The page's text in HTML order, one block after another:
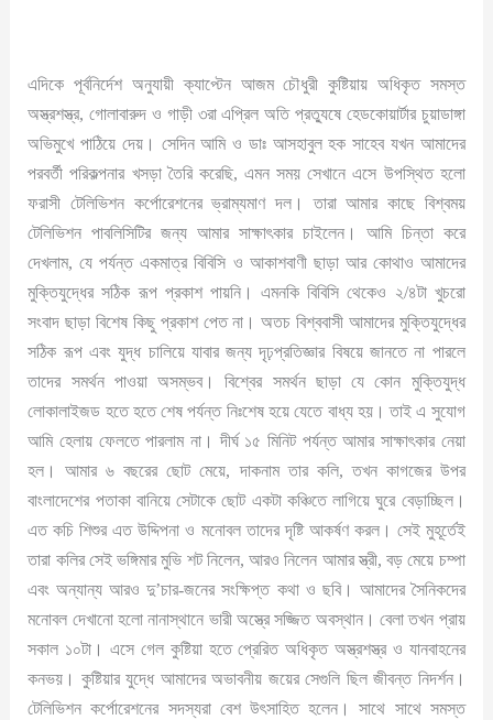
এদিকে পূর্বনির্দেশ অনুযায়ী ক্যাপ্টেন আজম চৌধুরী কুষ্টিয়ায় অধিকৃত সমস্ত
অস্ত্রশস্ত্র, গোলাবারুদ ও গাড়ী ৩রা এপ্রিল অতি প্রত্যুষে হেডকোয়ার্টার চুয়াডাঙ্গা
অভিমুখে পাঠিয়ে দেয়। সেদিন আমি ও ডাঃ আসহাবুল হক সাহেব যখন আমাদের
পরবর্তী পরিকল্পনার খসড়া তৈরি করেছি, এমন সময় সেখানে এসে উপস্থিত হলো
ফরাসী টেলিভিশন কর্পোরেশনের ভ্রাম্যমাণ দল। তারা আমার কাছে বিশ্বময়
টেলিভিশন পাবলিসিটির জন্য আমার সাক্ষাৎকার চাইলেন। আমি চিন্তা করে
দেখলাম, যে পর্যন্ত একমাত্র বিবিসি ও আকাশবাণী ছাড়া আর কোথাও আমাদের
মুক্তিযুদ্ধের সঠিক রূপ প্রকাশ পায়নি। এমনকি বিবিসি থেকেও ২/৪টা খুচরো
সংবাদ ছাড়া বিশেষ কিছু প্রকাশ পেত না। অতচ বিশ্ববাসী আমাদের মুক্তিযুদ্ধের
সঠিক রূপ এবং যুদ্ধ চালিয়ে যাবার জন্য দৃঢ়প্রতিজ্ঞার বিষয়ে জানতে না পারলে
তাদের সমর্থন পাওয়া অসম্ভব। বিশ্বের সমর্থন ছাড়া যে কোন মুক্তিযুদ্ধ
লোকালাইজড হতে হতে শেষ পর্যন্ত নিঃশেষ হয়ে যেতে বাধ্য হয়। তাই এ সুযোগ
আমি হেলায় ফেলতে পারলাম না। দীর্ঘ ১৫ মিনিট পর্যন্ত আমার সাক্ষাৎকার নেয়া
হল। আমার ৬ বছরের ছোট মেয়ে, দাকনাম তার কলি, তখন কাগজের উপর
বাংলাদেশের পতাকা বানিয়ে সেটাকে ছোট একটা কঞ্চিতে লাগিয়ে ঘুরে বেড়াচ্ছিল।
এত কচি শিশুর এত উদ্দিপনা ও মনোবল তাদের দৃষ্টি আকর্ষণ করল। সেই মুহূর্তেই
তারা কলির সেই ভঙ্গিমার মুভি শট নিলেন, আরও নিলেন আমার স্ত্রী, বড় মেয়ে চম্পা
এবং অন্যান্য আরও দু’চার-জনের সংক্ষিপ্ত কথা ও ছবি। আমাদের সৈনিকদের
মনোবল দেখানো হলো নানাস্থানে ভারী অস্ত্রে সজ্জিত অবস্থান। বেলা তখন প্রায়
সকাল ১০টা। এসে গেল কুষ্টিয়া হতে প্রেরিত অধিকৃত অস্ত্রশস্ত্র ও যানবাহনের
কনভয়। কুষ্টিয়ার যুদ্ধে আমাদের অভাবনীয় জয়ের সেগুলি ছিল জীবন্ত নিদর্শন।
টেলিভিশন কর্পোরেশনের সদস্যরা বেশ উৎসাহিত হলেন। সাথে সাথে সমস্ত